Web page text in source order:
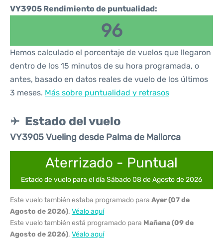
VY3905 Rendimiento de puntualidad:
96
Hemos calculado el porcentaje de vuelos que llegaron
dentro de los 15 minutos de su hora programada, o
antes, basado en datos reales de vuelo de los últimos
3 meses. Más sobre puntualidad y retrasos
Estado del vuelo
VY3905 Vueling desde Palma de Mallorca
Aterrizado - Puntual
Estado de vuelo para el día Sábado 08 de Agosto de 2026
Este vuelo también estaba programado para Ayer (07 de
Agosto de 2026). Véalo aquí
Este vuelo también está programado para Mañana (09 de
Agosto de 2026). Véalo aquí